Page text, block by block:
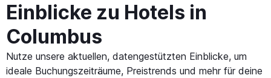
Einblicke zu Hotels in
Columbus
Nutze unsere aktuellen, datengestützten Einblicke, um
ideale Buchungszeiträume, Preistrends und mehr für deine